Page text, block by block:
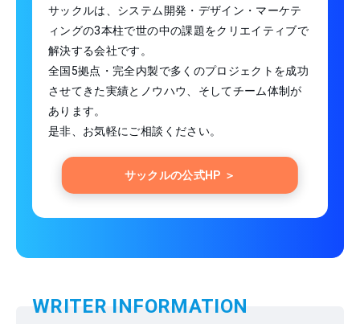
サックルは、システム開発・デザイン・マーケテ
ィングの3本柱で世の中の課題をクリエイティブで
解決する会社です。
全国5拠点・完全内製で多くのプロジェクトを成功
させてきた実績とノウハウ、そしてチーム体制が
あります。
是非、お気軽にご相談ください。
サックルの公式HP ＞
WRITER INFORMATION